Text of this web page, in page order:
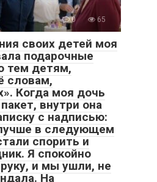
0 65
своих детей моя
подарочные
тем детям,
словам,
Когда моя дочь
внутри она
с надписью:
в следующем
спорить и
Я спокойно
и мы ушли, не
На